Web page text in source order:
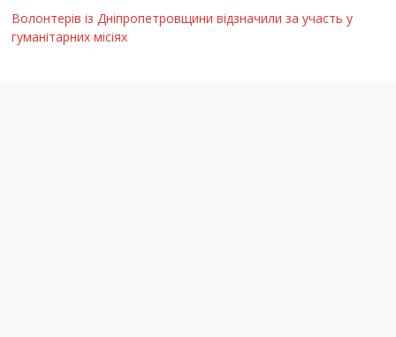
Волонтерів із Дніпропетровщини відзначили за участь у
гуманітарних місіях